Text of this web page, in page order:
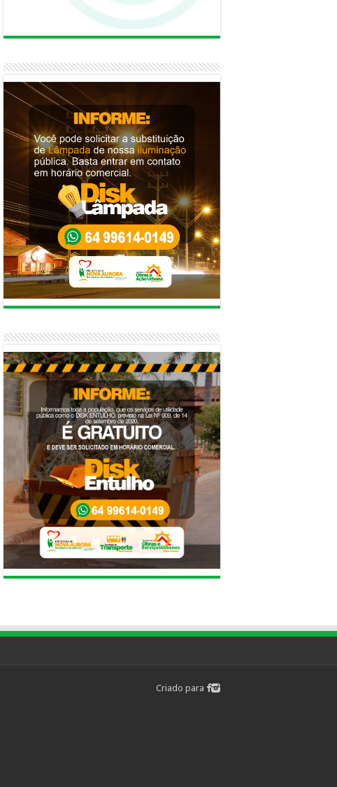
Criado para